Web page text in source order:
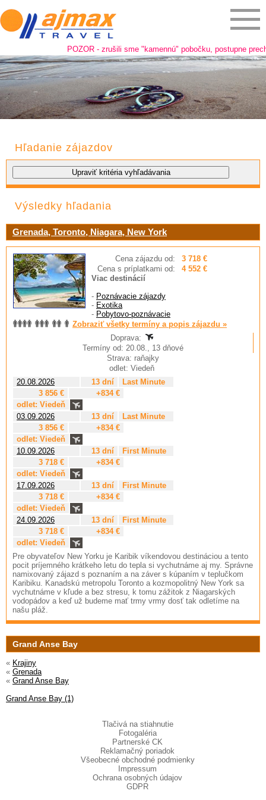
POZOR - zrušili sme "kamennú" pobočku, postupne
Hľadanie zájazdov
Výsledky hľadania
Grenada, Toronto, Niagara, New York
Cena zájazdu od:
3 718 €
Cena s príplatkami od:
4 552 €
Viac destinácií
- Poznávacie zájazdy
- Exotika
- Pobytovo-poznávacie
Zobraziť všetky termíny a popis zájazdu »
Doprava:
Termíny od: 20.08., 13 dňové
Strava: raňajky
odlet: Viedeň
20.08.2026
13 dní
Last Minute
3 856 €
+834 €
odlet: Viedeň
03.09.2026
13 dní
Last Minute
3 856 €
+834 €
odlet: Viedeň
10.09.2026
13 dní
First Minute
3 718 €
+834 €
odlet: Viedeň
17.09.2026
13 dní
First Minute
3 718 €
+834 €
odlet: Viedeň
24.09.2026
13 dní
First Minute
3 718 €
+834 €
odlet: Viedeň
Pre obyvateľov New Yorku je Karibik víkendovou destináciou a tento
pocit príjemného krátkeho letu do tepla si vychutnáme aj my. Správne
namixovaný zájazd s poznaním a na záver s kúpaním v teplučkom
Karibiku. Kanadskú metropolu Toronto a kozmopolitný New York sa
vychutnáme v kľude a bez stresu, k tomu zážitok z Niagarských
vodopádov a keď už budeme mať trmy vrmy dosť tak odletíme na
našu pláž.
Grand Anse Bay
« Krajiny
« Grenada
« Grand Anse Bay
Grand Anse Bay (1)
Tlačivá na stiahnutie
Fotogaléria
Partnerské CK
Reklamačný poriadok
Všeobecné obchodné podmienky
Impressum
Ochrana osobných údajov
GDPR